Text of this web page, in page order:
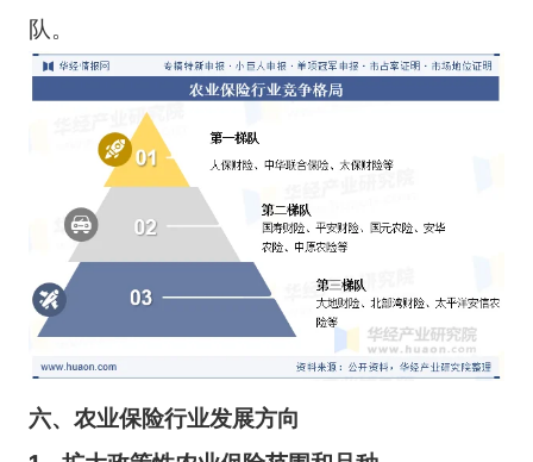
队。
六、农业保险行业发展方向